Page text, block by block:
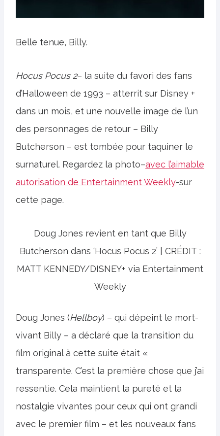
Belle tenue, Billy.
Hocus Pocus 2– la suite du favori des fans
d’Halloween de 1993 – atterrit sur Disney +
dans un mois, et une nouvelle image de l’un
des personnages de retour – Billy
Butcherson – est tombée pour taquiner le
surnaturel. Regardez la photo–avec l’aimable
autorisation de Entertainment Weekly-sur
cette page.
Doug Jones revient en tant que Billy
Butcherson dans ‘Hocus Pocus 2’ | CRÉDIT :
MATT KENNEDY/DISNEY+ via Entertainment
Weekly
Doug Jones (Hellboy) – qui dépeint le mort-
vivant Billy – a déclaré que la transition du
film original à cette suite était «
transparente. C’est la première chose que j’ai
ressentie. Cela maintient la pureté et la
nostalgie vivantes pour ceux qui ont grandi
avec le premier film – et les nouveaux fans